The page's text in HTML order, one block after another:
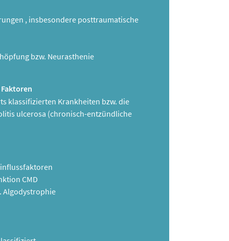
, insbesondere posttraumatische
bzw. Neurasthenie
klassifizierten Krankheiten bzw. die
ulcerosa (chronisch-entzündliche
CMD
Algodystrophie